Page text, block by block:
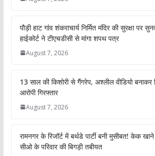
पौड़ी हाट गांव शंकराचार्य निर्मित मंदिर की सुरक्षा पर
हाईकोर्ट ने टीएचडीसी से मांगा शपथ पत्र
August 7, 2026
13 साल की किशोरी से गैंगरेप, अश्लील वीडियो बनाकर
आरोपी गिरफ्तार
August 7, 2026
रामनगर के रिजॉर्ट में बर्थडे पार्टी बनी मुसीबत! केक
सीओ के परिवार की बिगड़ी तबीयत